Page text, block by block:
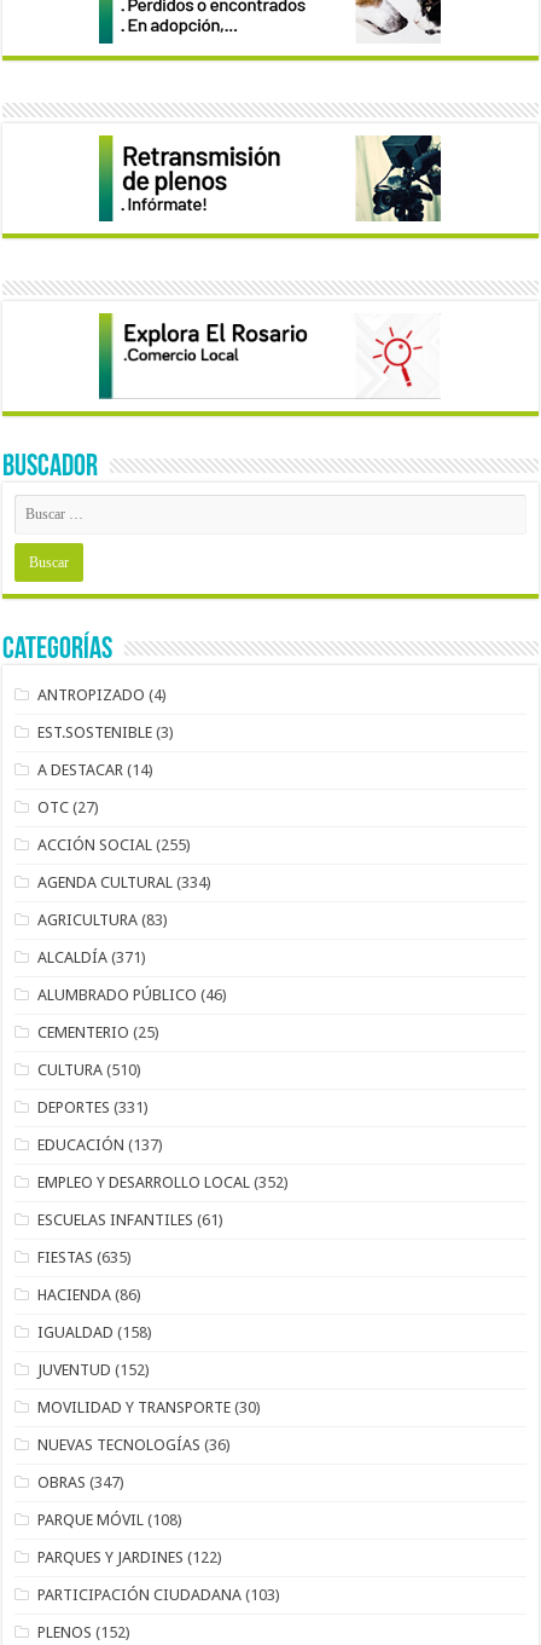
BUSCADOR
Categorías
ANTROPIZADO (4)
EST.SOSTENIBLE (3)
A DESTACAR (14)
OTC (27)
ACCIÓN SOCIAL (255)
AGENDA CULTURAL (334)
AGRICULTURA (83)
ALCALDÍA (371)
ALUMBRADO PÚBLICO (46)
CEMENTERIO (25)
CULTURA (510)
DEPORTES (331)
EDUCACIÓN (137)
EMPLEO Y DESARROLLO LOCAL (352)
ESCUELAS INFANTILES (61)
FIESTAS (635)
HACIENDA (86)
IGUALDAD (158)
JUVENTUD (152)
MOVILIDAD Y TRANSPORTE (30)
NUEVAS TECNOLOGÍAS (36)
OBRAS (347)
PARQUE MÓVIL (108)
PARQUES Y JARDINES (122)
PARTICIPACIÓN CIUDADANA (103)
PLENOS (152)